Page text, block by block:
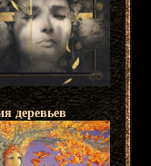
деревьев